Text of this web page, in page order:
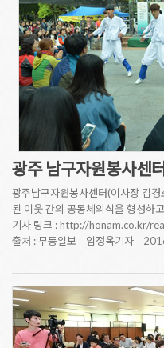
광주 남구자원봉사센
광주남구자원봉사센터(이사장 김
된 이웃 간의 공동체의식을 형성하
기사 링크 : http://honam.co.kr/
출처 : 무등일보 임정옥기자